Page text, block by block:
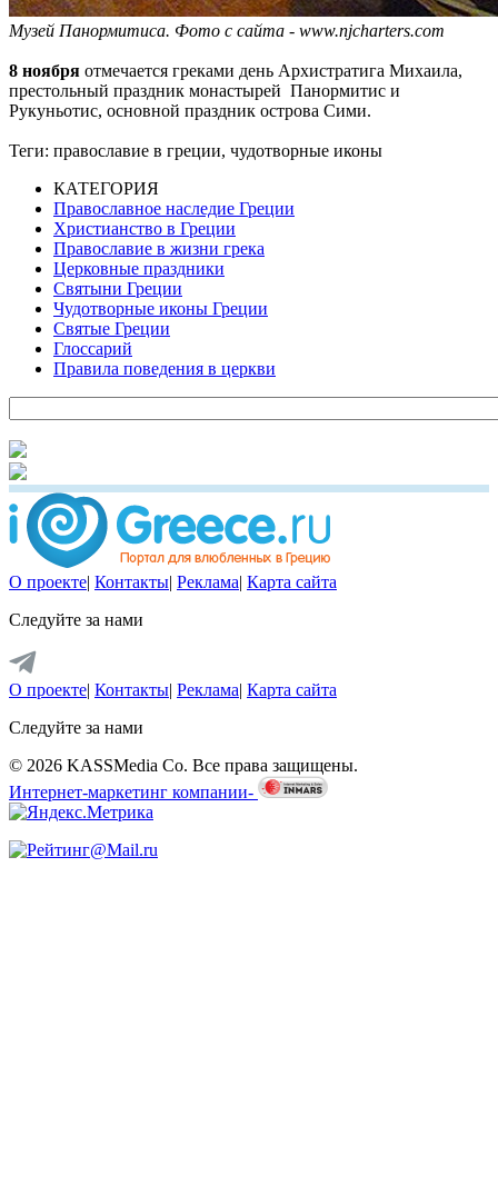
Музей Панормитиса. Фото с сайта - www.njcharters.com
8 ноября отмечается греками день Архистратига Михаила,
престольный праздник монастырей Панормитис и
Рукуньотис, основной праздник острова Сими.
Теги: православие в греции, чудотворные иконы
КАТЕГОРИЯ
Православное наследие Греции
Христианство в Греции
Православие в жизни грека
Церковные праздники
Святыни Греции
Чудотворные иконы Греции
Святые Греции
Глоссарий
Правила поведения в церкви
О проекте| Контакты| Реклама| Карта сайта
Следуйте за нами
О проекте| Контакты| Реклама| Карта сайта
Следуйте за нами
© 2026 KASSMedia Co. Все права защищены.
Интернет-маркетинг компании-